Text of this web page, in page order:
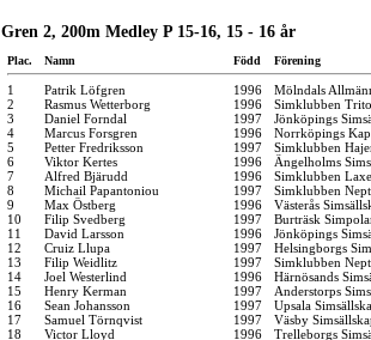
Gren 2, 200m Medley P 15-16, 15 - 16 år
Plac. Namn Född Förening
1 Patrik Löfgren 1996
Mölndals
2
Rasmus Wetterborg 1996
Simklubben
3
Daniel Forndal 1997
Jönköpings
4
Marcus Forsgren 1996
Norrköpings
5
Petter Fredriksson 1997
Simklubben
6
Viktor Kertes 1996
Ängelholms
7
Alfred Bjärudd 1996
Simklubben
8
Michail Papantoniou 1997
Simklubben
9
Max Östberg 1996
Västerås
10
Filip Svedberg 1997
Burträsk
11
David Larsson 1996
Jönköpings
12
Cruiz Llupa 1997
Helsingborgs
13
Filip Weidlitz 1997
Simklubben
14
Joel Westerlind 1996
Härnösands
15
Henry Kerman 1997
Anderstorps
16
Sean Johansson 1997
Upsala
17
Samuel Törnqvist 1997
Väsby
18
Victor Lloyd 1996
Trelleborgs